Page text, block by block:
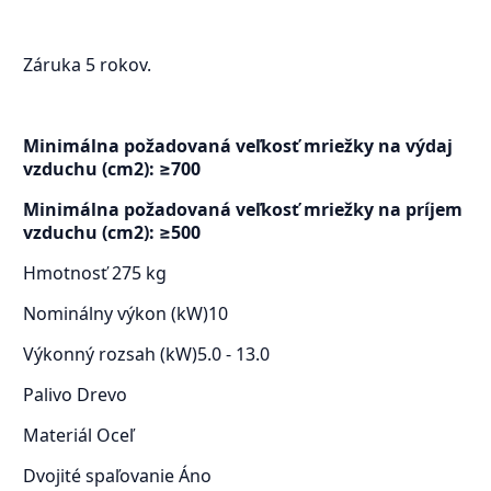
Záruka 5 rokov.
Minimálna požadovaná veľkosť mriežky na výdaj
vzduchu (cm2): ≥700
Minimálna požadovaná veľkosť mriežky na príjem
vzduchu (cm2): ≥500
Hmotnosť275 kg
Nominálny výkon (kW)10
Výkonný rozsah (kW)5.0 - 13.0
Palivo Drevo
Materiál Oceľ
Dvojité spaľovanieÁno